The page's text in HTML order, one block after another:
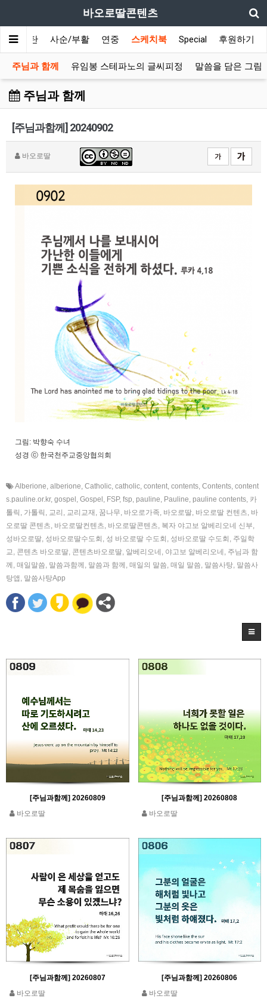
바오로딸콘텐츠
림/성탄 사순/부활 연중 스케치북 Special 후원하기
주님과 함께 유임봉 스테파노의 글씨피정 말씀을 담은 그림
주님과 함께
[주님과함께] 20240902
바오로딸
그림: 박향숙 수녀
성경 ⓒ 한국천주교중앙협의회
Alberione, alberione, Catholic, catholic, content, contents, Contents, content
s.pauline.or.kr, gospel , Gospel , FSP, fsp, pauline, Pauline, pauline contents, 카
톨릭 , 가톨릭 , 교리 , 교리교재 , 꿈나무, 바오로가족, 바오로딸, 바오로딸 컨텐츠, 바
오로딸 콘텐츠, 바오로딸컨텐츠, 바오로딸콘텐츠, 복자 야고보 알베리오네 신부,
성바오로딸, 성바오로딸수도회 , 성 바오로딸 수도회 , 성바오로딸 수도회 , 주일학
교, 콘텐츠 바오로딸, 콘텐츠바오로딸, 알베리오네 , 야고보 알베리오네 , 주님과 함
께 , 매일말씀, 말씀과함께 , 말씀과 함께 , 매일의 말씀, 매일 말씀, 말씀사탕, 말씀사
탕앱 , 말씀사탕App
[주님과함께] 20260809
바오로딸
[주님과함께] 20260808
바오로딸
[주님과함께] 20260807
바오로딸
[주님과함께] 20260806
바오로딸